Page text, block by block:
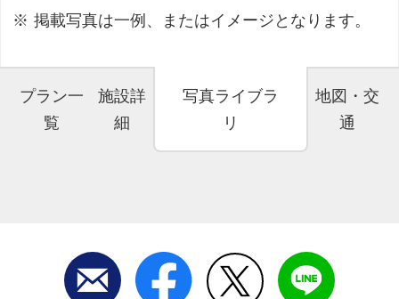
掲載写真は一例、またはイメージとなります。
プラン一
覧
施設詳
細
写真ライブラ
リ
地図・交
通